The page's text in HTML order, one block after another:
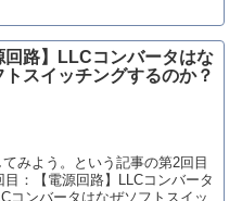
回路】LLCコンバータはな
トスイッチングするのか？
みよう。という記事の第2回目
：【電源回路】LLCコンバータ
コンバータはなぜソフトスイッ